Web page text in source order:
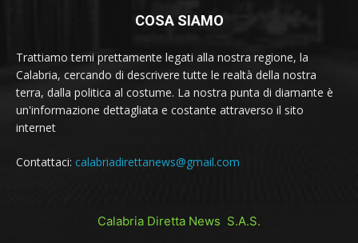
COSA SIAMO
Trattiamo temi prettamente legati alla nostra regione, la
Calabria, cercando di descrivere tutte le realtà della nostra
terra, dalla politica al costume. La nostra punta di diamante è
un'informazione dettagliata e costante attraverso il sito
internet
Contattaci: calabriadirettanews@gmail.com
Calabria Diretta News S.A.S.